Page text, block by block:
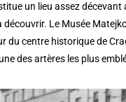
un lieu assez décevant
découvrir. Le Musée
du centre historique de
des artères les plus